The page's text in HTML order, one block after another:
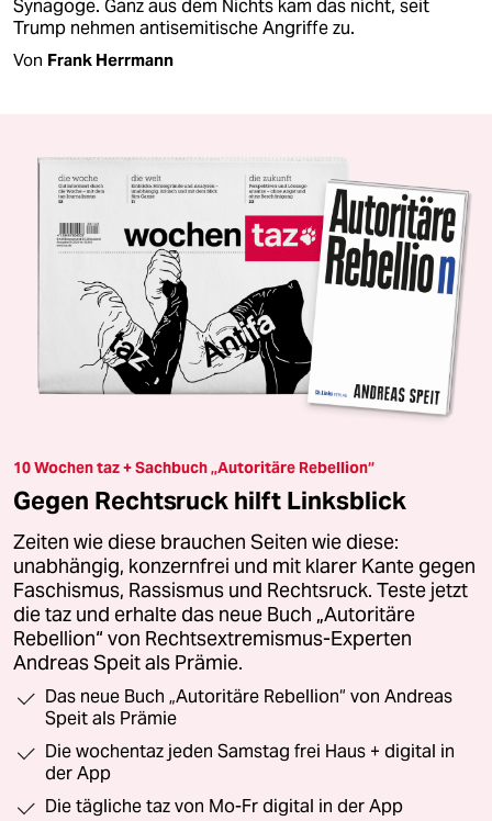
Synagoge. Ganz aus dem Nichts kam das nicht, seit
Trump nehmen antisemitische Angriffe zu.
Von Frank Herrmann
10 Wochen taz + Sachbuch „Autoritäre Rebellion“
Gegen Rechtsruck hilft Linksblick
Zeiten wie diese brauchen Seiten wie diese:
unabhängig, konzernfrei und mit klarer Kante gegen
Faschismus, Rassismus und Rechtsruck. Teste jetzt
die taz und erhalte das neue Buch „Autoritäre
Rebellion“ von Rechtsextremismus-Experten
Andreas Speit als Prämie.
Das neue Buch „Autoritäre Rebellion“ von Andreas
Speit als Prämie
Die wochentaz jeden Samstag frei Haus + digital in
der App
Die tägliche taz von Mo-Fr digital in der App